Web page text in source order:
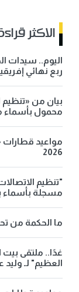
الاكثر
اليوم.. سيدات
ربع نهائي
بيان من
محمول بأسماء
2026
"تنظيم
مسجلة بأسماء
ما الحكمة من
غدًا.. ملتقى
العظيم" لـ وليد